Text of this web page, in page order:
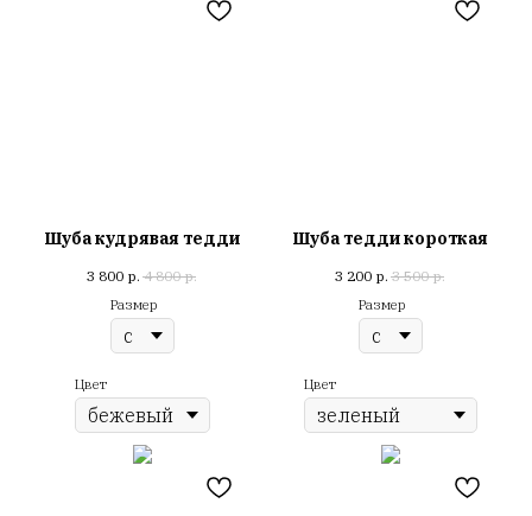
Шуба кудрявая тедди
3 800 р. 4 800 р.
Размер
Цвет
Шуба тедди короткая
3 200 р. 3 500 р.
Размер
Цвет